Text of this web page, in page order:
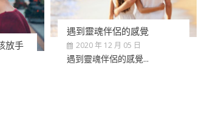
放手
遇到靈魂伴侶的感覺
2020 年 12 月 05 日
遇到靈魂伴侶的感覺...